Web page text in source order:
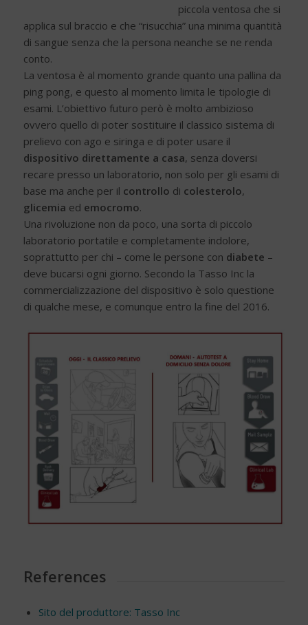
piccola ventosa che si
applica sul braccio e che “risucchia” una minima quantità
di sangue senza che la persona neanche se ne renda
conto.
La ventosa è al momento grande quanto una pallina da
ping pong, e questo al momento limita le tipologie di
esami. L’obiettivo futuro però è molto ambizioso
ovvero quello di poter sostituire il classico sistema di
prelievo con ago e siringa e di poter usare il
dispositivo direttamente a casa, senza doversi
recare presso un laboratorio, non solo per gli esami di
base ma anche per il controllo di colesterolo,
glicemia ed emocromo.
Una rivoluzione non da poco, una sorta di piccolo
laboratorio portatile e completamente indolore,
soprattutto per chi – come le persone con diabete –
deve bucarsi ogni giorno. Secondo la Tasso Inc la
commercializzazione del dispositivo è solo questione
di qualche mese, e comunque entro la fine del 2016.
References
Sito del produttore: Tasso Inc